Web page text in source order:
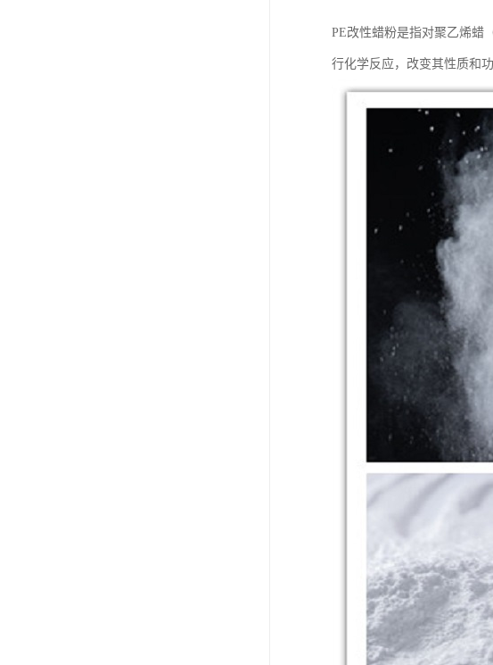
PE改性蜡粉是指对聚乙烯蜡
行化学反应，改变其性质和功